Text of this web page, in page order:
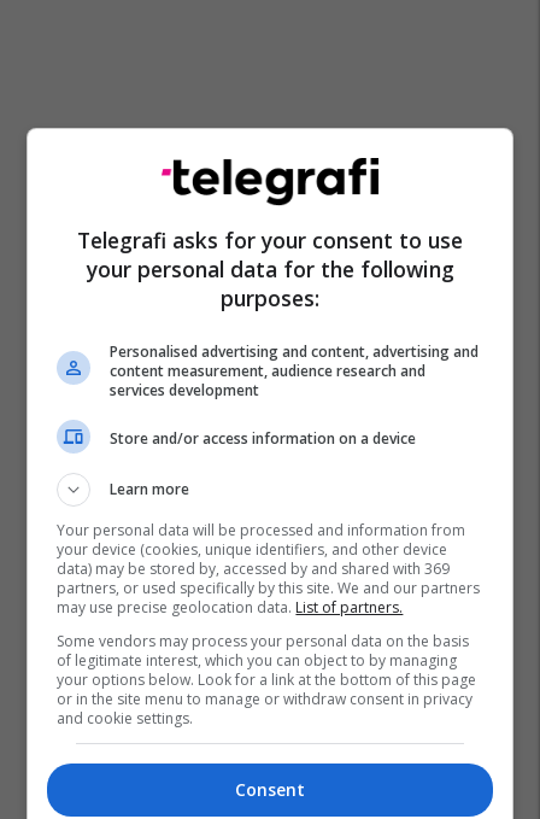
Telegrafi asks for your consent to use
your personal data for the following
purposes:
Personalised advertising and content, advertising and
content measurement, audience research and
services development
Store and/or access information on a device
Learn more
Your personal data will be processed and information from
your device (cookies, unique identifiers, and other device
data) may be stored by, accessed by and shared with 369
partners, or used specifically by this site. We and our partners
may use precise geolocation data. List of partners.
Some vendors may process your personal data on the basis
of legitimate interest, which you can object to by managing
your options below. Look for a link at the bottom of this page
or in the site menu to manage or withdraw consent in privacy
and cookie settings.
Consent